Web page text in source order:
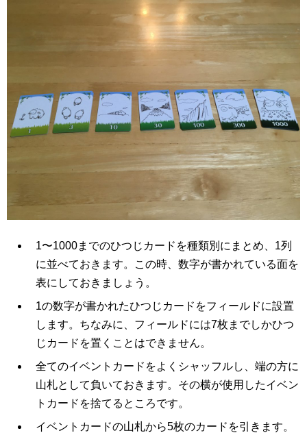
1〜1000までのひつじカードを種類別にまとめ、1列
に並べておきます。この時、数字が書かれている面を
表にしておきましょう。
1の数字が書かれたひつじカードをフィールドに設置
します。ちなみに、フィールドには7枚までしかひつ
じカードを置くことはできません。
全てのイベントカードをよくシャッフルし、端の方に
山札として負いておきます。その横が使用したイベン
トカードを捨てるところです。
イベントカードの山札から5枚のカードを引きます。